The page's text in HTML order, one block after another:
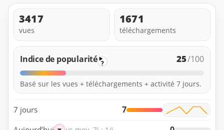
3417
vues
1671
téléchargements
Indice de popularité ? 25/100
Basé sur les vues + téléchargements + activité 7 jours.
7 jours 7